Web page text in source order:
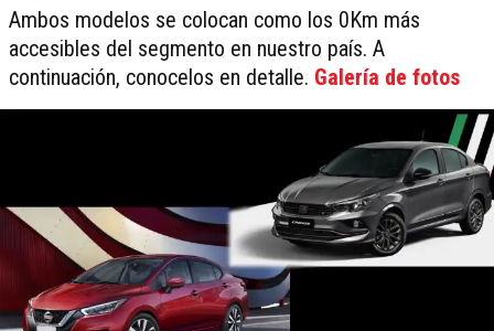
Ambos modelos se colocan como los 0Km más
accesibles del segmento en nuestro país. A
continuación, conocelos en detalle. Galería de fotos